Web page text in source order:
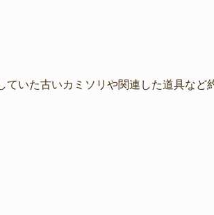
いた古いカミソリや関連した道具など